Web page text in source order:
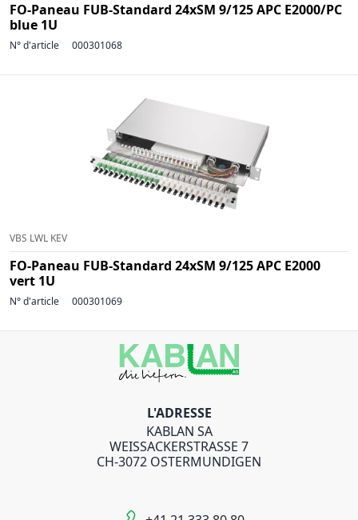
FO-Paneau FUB-Standard 24xSM 9/125 APC E2000/PC
blue 1U
N° d'article 000301068
VBS LWL KEV
FO-Paneau FUB-Standard 24xSM 9/125 APC E2000
vert 1U
N° d'article 000301069
L'ADRESSE
KABLAN SA
WEISSACKERSTRASSE 7
CH-3072 OSTERMUNDIGEN